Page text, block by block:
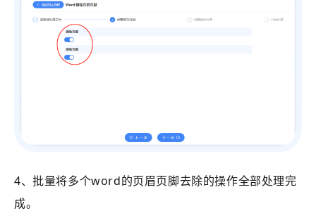
4、批量将多个word的页眉页脚去除的操作全部处理完
成。